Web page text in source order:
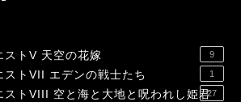
ストV 天空の花嫁 9
ストVII エデンの戦士たち 1
ストVIII 空と海と大地と呪われし姫君27